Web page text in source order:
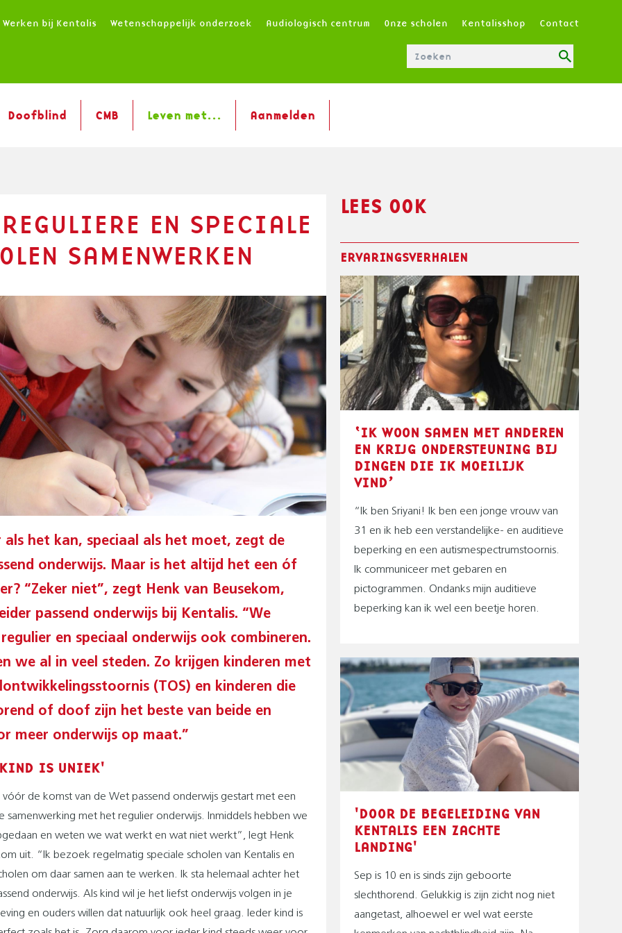
E
Werken bij Kentalis Wetenschappelijk onderzoek Audiologisch centrum Onze scholen Kentalisshop Contact
Doofblind CMB Leven met... Aanmelden
EN SPECIALE
SAMENWERKEN
als het kan, speciaal als het moet, zegt de
onderwijs. Maar is het altijd het een óf
“Zeker niet”, zegt Henk van Beusekom,
passend onderwijs bij Kentalis. “We
en speciaal onderwijs ook combineren.
we al in veel steden. Zo krijgen kinderen met
(TOS) en kinderen die
of doof zijn het beste van beide en
meer onderwijs op maat.”
IS UNIEK'
vóór de komst van de Wet passend onderwijs gestart met een
samenwerking met het regulier onderwijs. Inmiddels hebben we
en weten we wat werkt en wat niet werkt”, legt Henk
uit. “Ik bezoek regelmatig speciale scholen van Kentalis en
om daar samen aan te werken. Ik sta helemaal achter het
onderwijs. Als kind wil je het liefst onderwijs volgen in je
en ouders willen dat natuurlijk ook heel graag. Ieder kind is
LEES OOK
ERVARINGSVERHALEN
‘IK WOON SAMEN MET ANDEREN
EN KRIJG ONDERSTEUNING BIJ
DINGEN DIE IK MOEILIJK
VIND’
“Ik ben Sriyani! Ik ben een jonge vrouw van
31 en ik heb een verstandelijke- en auditieve
beperking en een autismespectrumstoornis.
Ik communiceer met gebaren en
pictogrammen. Ondanks mijn auditieve
beperking kan ik wel een beetje horen.
'DOOR DE BEGELEIDING VAN
KENTALIS EEN ZACHTE
LANDING'
Sep is 10 en is sinds zijn geboorte
slechthorend. Gelukkig is zijn zicht nog niet
aangetast, alhoewel er wel wat eerste